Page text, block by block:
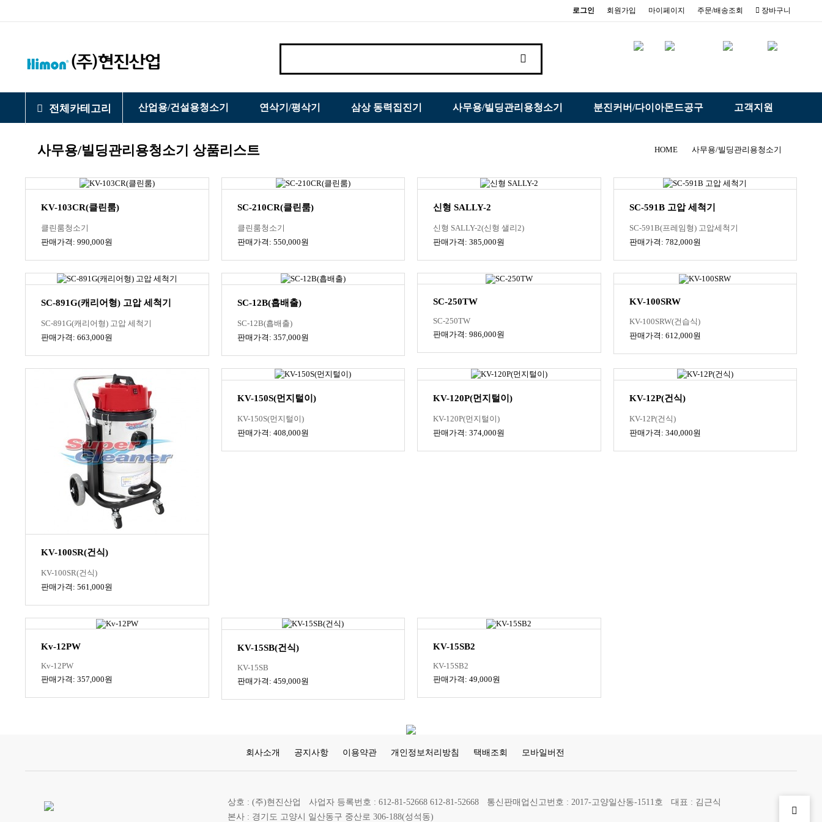
장바구니
주문/배송조회
마이페이지
회원가입
로그인
전체카테고리 산업용/건설용청소기 연삭기/평삭기 삼상 동력집진기 사무용/빌딩관리용청소기 분진커버/다이아몬드공구 고객지원
사무용/빌딩관리용청소기 상품리스트 HOME 사무용/빌딩관리용청소기
KV-103CR(클린룸)
클린룸청소기
판매가격: 990,000원
SC-210CR(클린룸)
클린룸청소기
판매가격: 550,000원
신형 SALLY-2
신형 SALLY-2(신형 샐리2)
판매가격: 385,000원
SC-591B 고압 세척기
SC-591B(프레임형) 고압세척기
판매가격: 782,000원
SC-891G(캐리어형) 고압 세척기
SC-891G(캐리어형) 고압 세척기
판매가격: 663,000원
SC-12B(흡배출)
SC-12B(흡배출)
판매가격: 357,000원
SC-250TW
SC-250TW
판매가격: 986,000원
KV-100SRW
KV-100SRW(건습식)
판매가격: 612,000원
KV-100SR(건식)
KV-100SR(건식)
판매가격: 561,000원
KV-150S(먼지털이)
KV-150S(먼지털이)
판매가격: 408,000원
KV-120P(먼지털이)
KV-120P(먼지털이)
판매가격: 374,000원
KV-12P(건식)
KV-12P(건식)
판매가격: 340,000원
Kv-12PW
Kv-12PW
판매가격: 357,000원
KV-15SB(건식)
KV-15SB
판매가격: 459,000원
KV-15SB2
KV-15SB2
판매가격: 49,000원
회사소개 공지사항 이용약관 개인정보처리방침 택배조회 모바일버전
상호 : (주)현진산업 사업자 등록번호 : 612-81-52668 612-81-52668 통신판매업신고번호 : 2017-고양일산동-1511호
대표 : 김근식
본사 : 경기도 고양시 일산동구 중산로 306-188(성석동)